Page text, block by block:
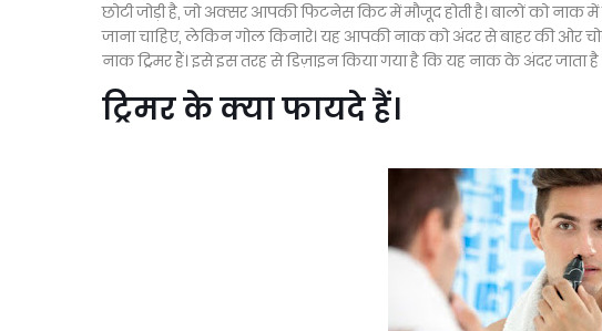
छोटी जोड़ी है, जो अक्सर आपकी फिटनेस किट में मौजूद होती है। बालों को
जाना चाहिए, लेकिन गोल किनारे। यह आपकी नाक को अंदर से बाहर की ओर
नाक ट्रिमर हैं। इसे इस तरह से डिज़ाइन किया गया है कि यह नाक के अंदर
ट्रिमर के क्या फायदे हैं।